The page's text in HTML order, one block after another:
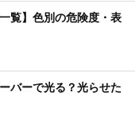
覧】色別の危険度・表
バーで光る？光らせた